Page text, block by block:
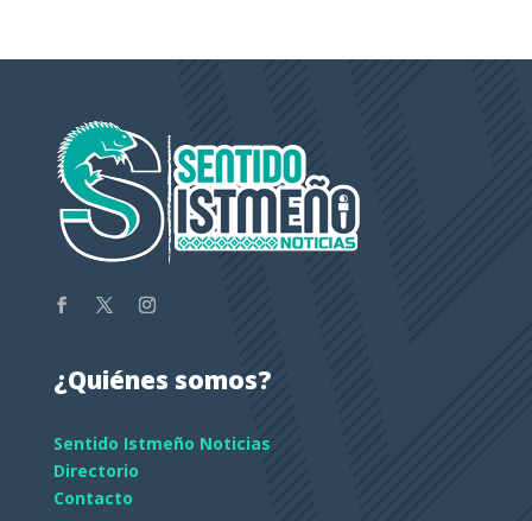
¿Quiénes somos?
Sentido Istmeño Noticias
Directorio
Contacto